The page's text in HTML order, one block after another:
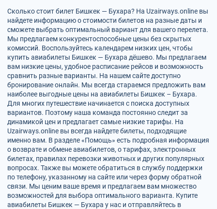
Сколько стоит билет Бишкек — Бухара? На Uzairways.online вы
найдете информацию о стоимости билетов на разные даты и
сможете выбрать оптимальный вариант для вашего перелета.
Мы предлагаем конкурентоспособные цены без скрытых
комиссий. Воспользуйтесь календарем низких цен, чтобы
купить авиабилеты Бишкек — Бухара дёшево. Мы предлагаем
вам низкие цены, удобное расписание рейсов и возможность
сравнить разные варианты. На нашем сайте доступно
бронирование онлайн. Мы всегда стараемся предложить вам
наиболее выгодные цены на авиабилеты Бишкек – Бухара.
Для многих путешествие начинается с поиска доступных
вариантов. Поэтому наша команда постоянно следит за
динамикой цен и предлагает самые низкие тарифы. На
Uzairways.online вы всегда найдете билеты, подходящие
именно вам. В разделе «Помощь» есть подробная информация
о возврате и обмене авиабилетов, о тарифах, электронных
билетах, правилах перевозки животных и других популярных
вопросах. Также вы можете обратиться в службу поддержки
по телефону, указанному на сайте или через форму обратной
связи. Мы ценим ваше время и предлагаем вам множество
возможностей для выбора оптимального варианта. Купите
авиабилеты Бишкек — Бухара у нас и отправляйтесь в